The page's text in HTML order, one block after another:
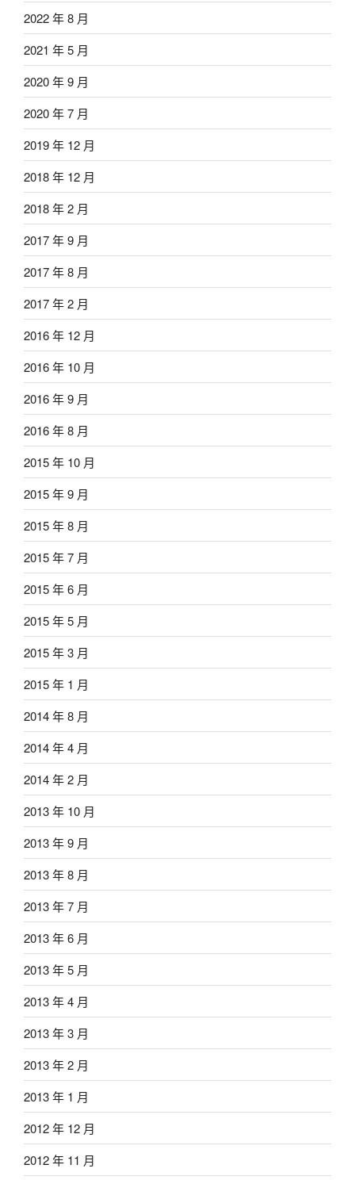
2022 年 8 月
2021 年 5 月
2020 年 9 月
2020 年 7 月
2019 年 12 月
2018 年 12 月
2018 年 2 月
2017 年 9 月
2017 年 8 月
2017 年 2 月
2016 年 12 月
2016 年 10 月
2016 年 9 月
2016 年 8 月
2015 年 10 月
2015 年 9 月
2015 年 8 月
2015 年 7 月
2015 年 6 月
2015 年 5 月
2015 年 3 月
2015 年 1 月
2014 年 8 月
2014 年 4 月
2014 年 2 月
2013 年 10 月
2013 年 9 月
2013 年 8 月
2013 年 7 月
2013 年 6 月
2013 年 5 月
2013 年 4 月
2013 年 3 月
2013 年 2 月
2013 年 1 月
2012 年 12 月
2012 年 11 月